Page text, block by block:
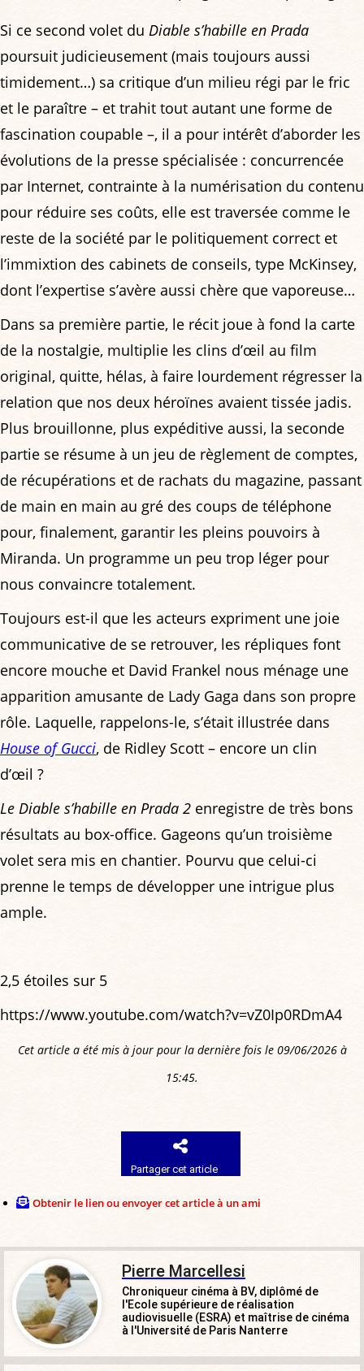
Si ce second volet du Diable s’habille en Prada
poursuit judicieusement (mais toujours aussi
timidement…) sa critique d’un milieu régi par le fric
et le paraître – et trahit tout autant une forme de
fascination coupable –, il a pour intérêt d’aborder les
évolutions de la presse spécialisée : concurrencée
par Internet, contrainte à la numérisation du contenu
pour réduire ses coûts, elle est traversée comme le
reste de la société par le politiquement correct et
l’immixtion des cabinets de conseils, type McKinsey,
dont l’expertise s’avère aussi chère que vaporeuse…
Dans sa première partie, le récit joue à fond la carte
de la nostalgie, multiplie les clins d’œil au film
original, quitte, hélas, à faire lourdement régresser la
relation que nos deux héroïnes avaient tissée jadis.
Plus brouillonne, plus expéditive aussi, la seconde
partie se résume à un jeu de règlement de comptes,
de récupérations et de rachats du magazine, passant
de main en main au gré des coups de téléphone
pour, finalement, garantir les pleins pouvoirs à
Miranda. Un programme un peu trop léger pour
nous convaincre totalement.
Toujours est-il que les acteurs expriment une joie
communicative de se retrouver, les répliques font
encore mouche et David Frankel nous ménage une
apparition amusante de Lady Gaga dans son propre
rôle. Laquelle, rappelons-le, s’était illustrée dans
House of Gucci, de Ridley Scott – encore un clin
d’œil ?
Le Diable s’habille en Prada 2 enregistre de très bons
résultats au box-office. Gageons qu’un troisième
volet sera mis en chantier. Pourvu que celui-ci
prenne le temps de développer une intrigue plus
ample.
2,5 étoiles sur 5
https://www.youtube.com/watch?v=vZ0Ip0RDmA4
Cet article a été mis à jour pour la dernière fois le 09/06/2026 à
15:45.
Partager cet article
Obtenir le lien ou envoyer cet article à un ami
Pierre Marcellesi
Chroniqueur cinéma à BV, diplômé de
l'Ecole supérieure de réalisation
audiovisuelle (ESRA) et maîtrise de cinéma
à l'Université de Paris Nanterre